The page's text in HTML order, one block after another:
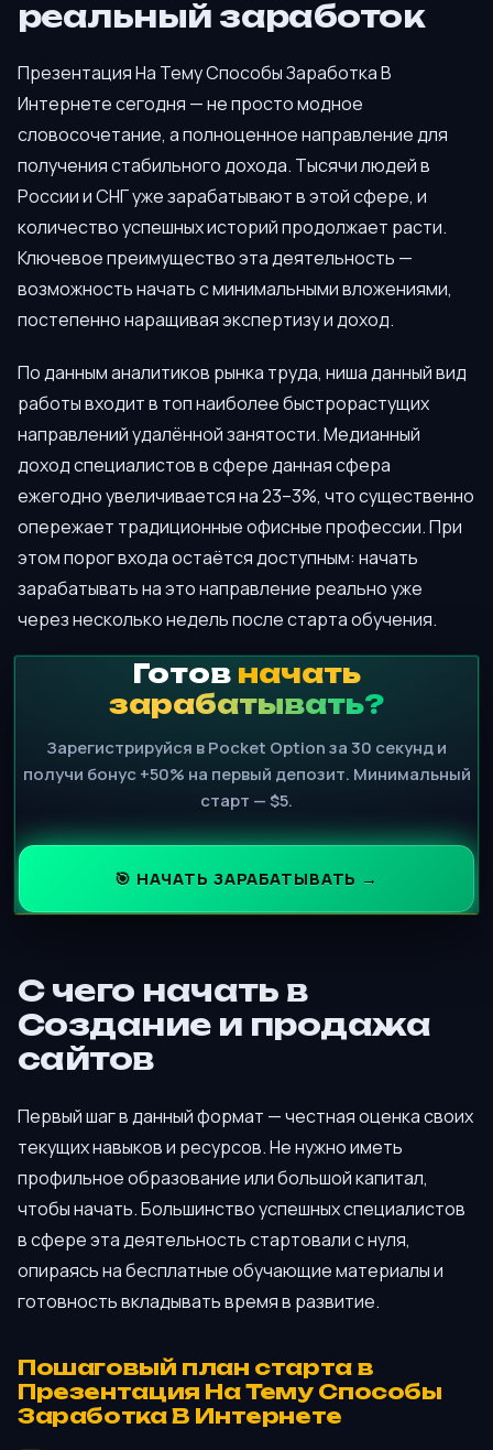
реальный заработок
Презентация На Тему Способы Заработка В
Интернете сегодня — не просто модное
словосочетание, а полноценное направление для
получения стабильного дохода. Тысячи людей в
России и СНГ уже зарабатывают в этой сфере, и
количество успешных историй продолжает расти.
Ключевое преимущество эта деятельность —
возможность начать с минимальными вложениями,
постепенно наращивая экспертизу и доход.
По данным аналитиков рынка труда, ниша данный вид
работы входит в топ наиболее быстрорастущих
направлений удалённой занятости. Медианный
доход специалистов в сфере данная сфера
ежегодно увеличивается на 23–3%, что существенно
опережает традиционные офисные профессии. При
этом порог входа остаётся доступным: начать
зарабатывать на это направление реально уже
через несколько недель после старта обучения.
Готов начать
зарабатывать?
Зарегистрируйся в Pocket Option за 30 секунд и
получи бонус +50% на первый депозит. Минимальный
старт — $5.
🎯 НАЧАТЬ ЗАРАБАТЫВАТЬ →
С чего начать в
Создание и продажа
сайтов
Первый шаг в данный формат — честная оценка своих
текущих навыков и ресурсов. Не нужно иметь
профильное образование или большой капитал,
чтобы начать. Большинство успешных специалистов
в сфере эта деятельность стартовали с нуля,
опираясь на бесплатные обучающие материалы и
готовность вкладывать время в развитие.
Пошаговый план старта в
Презентация На Тему Способы
Заработка В Интернете